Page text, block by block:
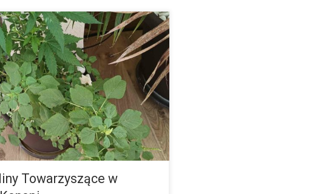
w Uprawie Konopi – Rola Roślin
Praktyce Hodowlanej W dzisiejszych
jest coraz bardziej […]
Towarzyszące w